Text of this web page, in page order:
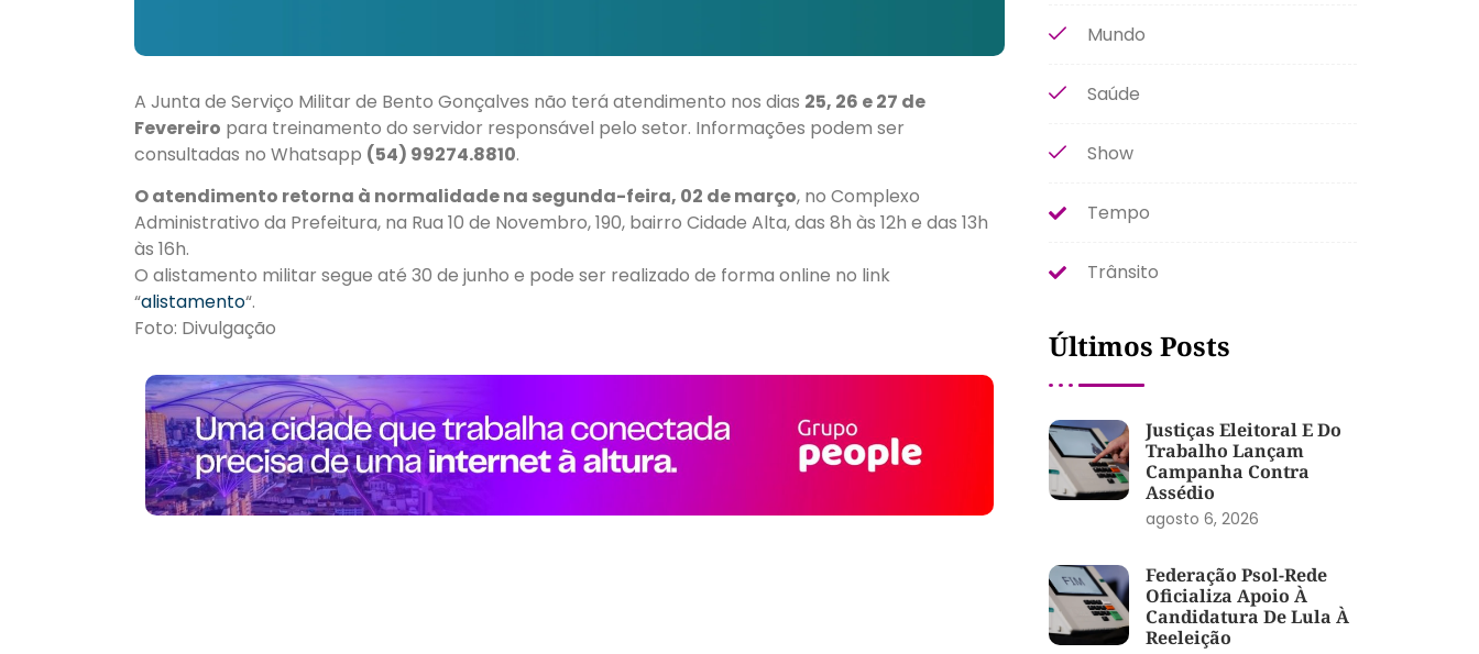
A Junta de Serviço Militar de Bento Gonçalves não terá atendimento nos dias 25, 26 e 27 de
Fevereiro para treinamento do servidor responsável pelo setor. Informações podem ser
consultadas no Whatsapp (54) 99274.8810.
O atendimento retorna à normalidade na segunda-feira, 02 de março, no Complexo
Administrativo da Prefeitura, na Rua 10 de Novembro, 190, bairro Cidade Alta, das 8h às 12h e das 13h
às 16h.
O alistamento militar segue até 30 de junho e pode ser realizado de forma online no link
“alistamento“.
Foto: Divulgação
Mundo
Saúde
Show
Tempo
Trânsito
Últimos Posts
Justiças Eleitoral E Do
Trabalho Lançam
Campanha Contra
Assédio
agosto 6, 2026
Federação Psol-Rede
Oficializa Apoio À
Candidatura De Lula À
Reeleição